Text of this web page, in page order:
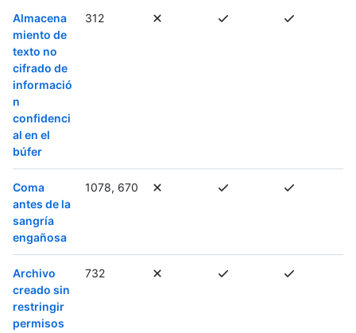
Almacena
miento de
texto no
cifrado de
informació
n
confidenci
al en el
búfer
312
Coma
antes de la
sangría
engañosa
1078, 670
Archivo
creado sin
restringir
permisos
732